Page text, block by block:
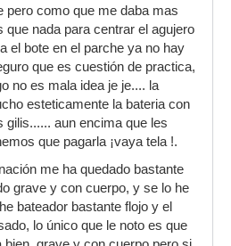
pero como que me daba mas
que nada para centrar el agujero
el bote en el parche ya no hay
que es cuestión de practica,
no es mala idea je je.... la
esteticamente la bateria con
gilis...... aun encima que les
que pagarla ¡vaya tela !.
me ha quedado bastante
grave y con cuerpo, y se lo he
bateador bastante flojo y el
lo único que le noto es que